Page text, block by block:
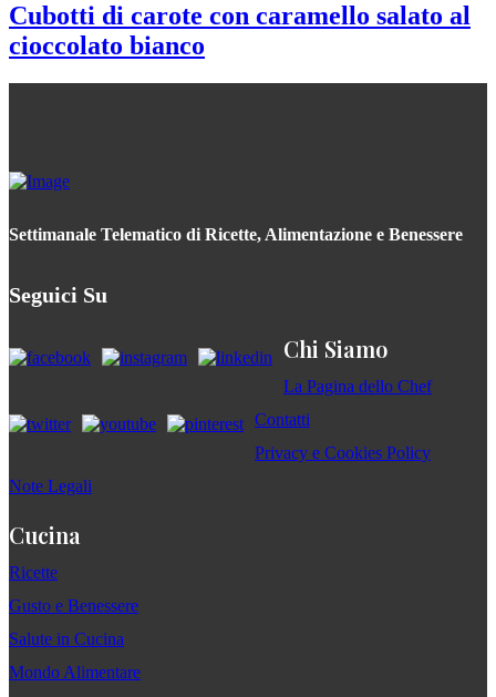
Cubotti di carote con caramello salato al
cioccolato bianco
Settimanale Telematico di Ricette, Alimentazione e Benessere
Seguici Su
Chi Siamo
La Pagina dello Chef
Contatti
Privacy e Cookies Policy
Note Legali
Cucina
Ricette
Gusto e Benessere
Salute in Cucina
Mondo Alimentare